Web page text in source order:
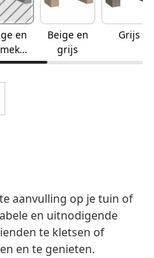
en
Beige en
grijs
Grijs
aanvulling op je tuin of
en uitnodigende
te kletsen of
en te genieten.